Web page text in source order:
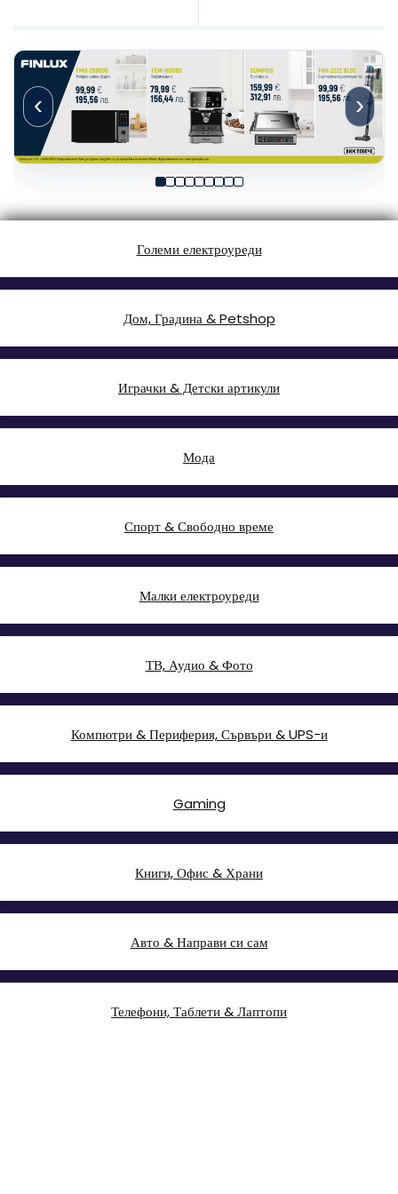
‹ ›
Големи електроуреди
Дом, Градина & Petshop
Играчки & Детски артикули
Мода
Спорт & Свободно време
Малки електроуреди
ТВ, Аудио & Фото
Компютри & Периферия, Сървъри & UPS-и
Gaming
Книги, Офис & Храни
Авто & Направи си сам
Телефони, Таблети & Лаптопи